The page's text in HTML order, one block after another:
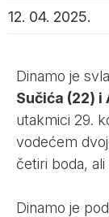
12. 04. 2025.
Dinamo je
Sučića (22)
utakmici 29.
vodećem
četiri boda,
Dinamo je